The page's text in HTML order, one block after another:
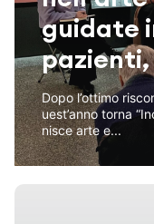
guidate
pazienti,
Dopo l’ottimo
uest’anno torna
nisce arte e...